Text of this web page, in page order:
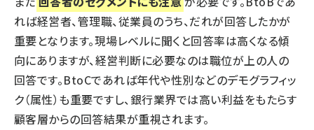
れば経営者、管理職、従業員のうち、だれが回答したかが
重要となります。現場レベルに聞くと回答率は高くなる傾
向にありますが、経営判断に必要なのは職位が上の人の
回答です。BtoCであれば年代や性別などのデモグラフィッ
ク（属性）も重要ですし、銀行業界では高い利益をもたらす
顧客層からの回答結果が重視されます。